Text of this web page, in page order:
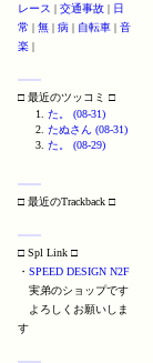
レース | 交通事故 | 日
常 | 無 | 病 | 自転車 | 音
楽 |
□ 最近のツッコミ □
た。 (08-31)
たぬさん (08-31)
た。 (08-29)
□ 最近のTrackback □
□ Spl Link □
・ SPEED DESIGN N2F
実弟のショップです
よろしくお願いしま
す